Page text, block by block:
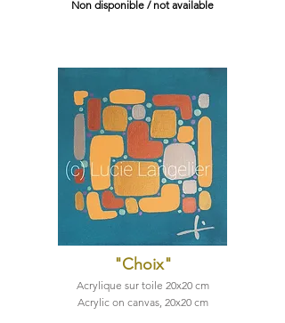
Non disponible / not available
"Choix"
Acrylique sur toile 20x20 cm
Acrylic on canvas, 20x20 cm